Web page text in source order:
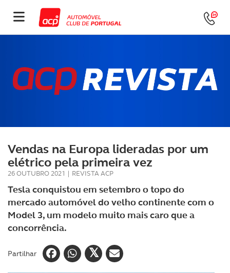
Vendas na Europa lideradas por um
elétrico pela primeira vez
26 OUTUBRO 2021 | REVISTA ACP
Tesla conquistou em setembro o topo do
mercado automóvel do velho continente com o
Model 3, um modelo muito mais caro que a
concorrência.
Partilhar